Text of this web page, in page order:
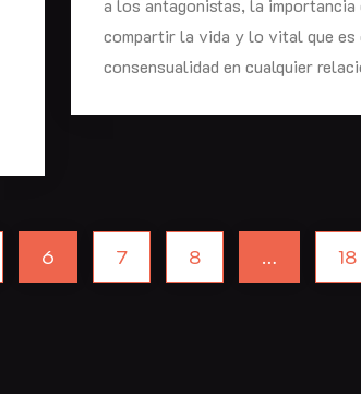
a los antagonistas, la importancia
compartir la vida y lo vital que es
consensualidad en cualquier
6 7 8 … 18